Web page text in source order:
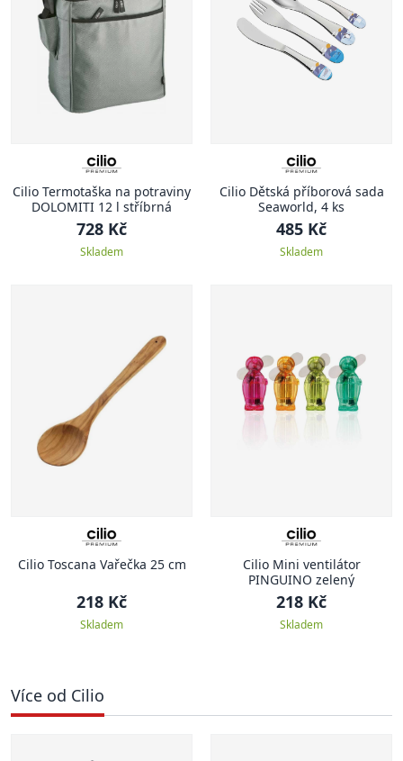
Cilio Termotaška na potraviny
DOLOMITI 12 l stříbrná
728 Kč
Skladem
Cilio Dětská příborová sada
Seaworld, 4 ks
485 Kč
Skladem
Cilio Toscana Vařečka 25 cm
218 Kč
Skladem
Cilio Mini ventilátor
PINGUINO zelený
218 Kč
Skladem
Více od Cilio